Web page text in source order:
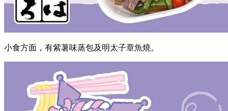
小食方面，有紫薯味蒸包及明太子章魚燒。